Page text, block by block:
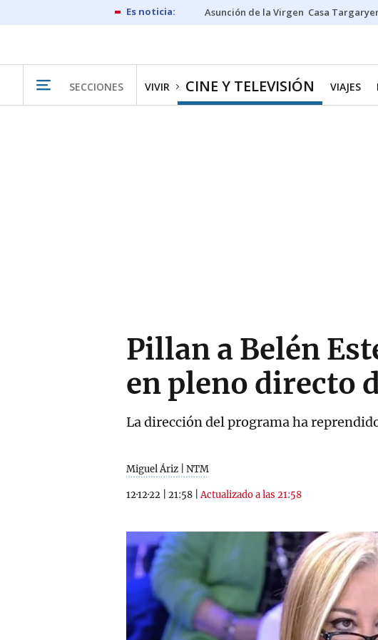
Asunción de la Virgen Casa
SECCIONES VIVIR CINE Y TELEVISIÓN VIAJES
Pillan a Belén
en pleno directo
La dirección del programa ha
Miguel Áriz | NTM
12·12·22 21:58 |Actualizado a las 21:58